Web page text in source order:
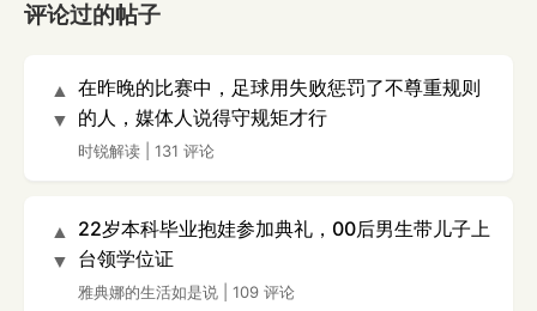
评论过的帖子
▲
▼
在昨晚的比赛中，足球用失败惩罚了不尊重规则
的人，媒体人说得守规矩才行
时锐解读 131 评论
▲
▼
22岁本科毕业抱娃参加典礼，00后男生带儿子上
台领学位证
雅典娜的生活如是说 109 评论